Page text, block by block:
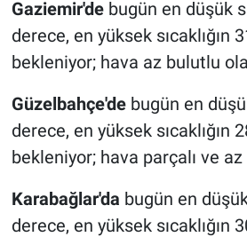
Gaziemir'debugün en düşük
derece, en yüksek sıcaklığın
bekleniyor; hava az bulutlu
Güzelbahçe'de bugün en
derece, en yüksek sıcaklığın
bekleniyor; hava parçalı ve
Karabağlar'da bugün en
derece, en yüksek sıcaklığın